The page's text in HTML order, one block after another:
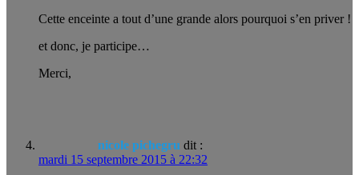
Cette enceinte a tout d’une grande alors pourquoi s’en priver !
et donc, je participe…
Merci,
nicole pichegru dit :
mardi 15 septembre 2015 à 22:32